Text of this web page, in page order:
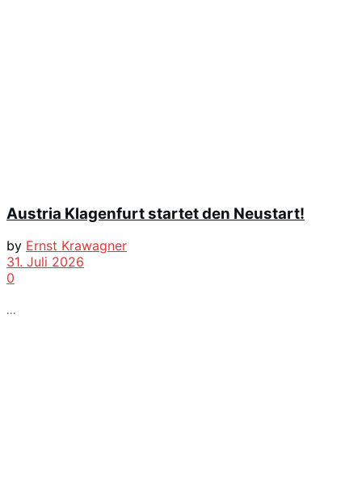
Austria Klagenfurt startet den Neustart!
by Ernst Krawagner
31. Juli 2026
0
...